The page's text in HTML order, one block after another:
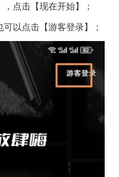
点击【现在开始】；
以点击【游客登录】；